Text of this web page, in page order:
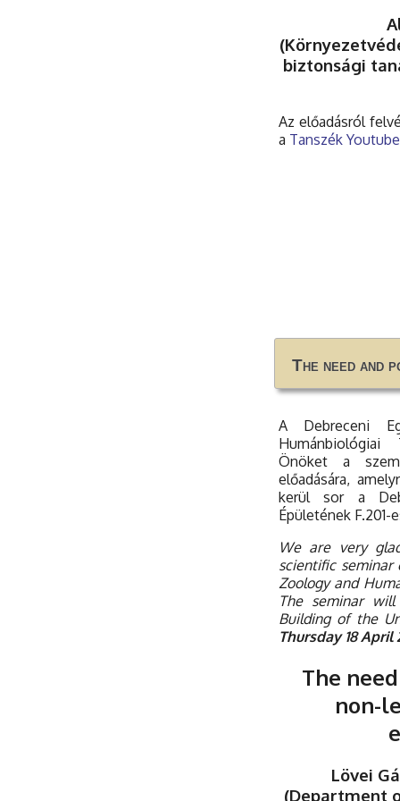
biztonsági
Az előadásról
a Tanszék
The need and
The need and
A Debreceni
Humánbiológiai
Önöket a
előadására,
kerül sor a
Épületének F.201-
We are very
scientific
Zoology and
The seminar
Building of the
Thursday 18 April
The
non-
Lövei
(Department